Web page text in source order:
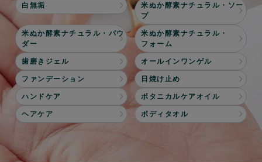
白無垢
米ぬか酵素ナチュラル・ソー
プ
米ぬか酵素ナチュラル・パウ
ダー
米ぬか酵素ナチュラル・
フォーム
歯磨きジェル
オールインワンゲル
ファンデーション
日焼け止め
ハンドケア
ボタニカルケアオイル
ヘアケア
ボディタオル